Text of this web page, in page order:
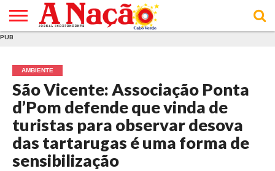
E DE
COOKIES
DE
UTILIZAÇÃO
PUB
AMBIENTE
São Vicente: Associação Ponta
d’Pom defende que vinda de
turistas para observar desova
das tartarugas é uma forma de
sensibilização